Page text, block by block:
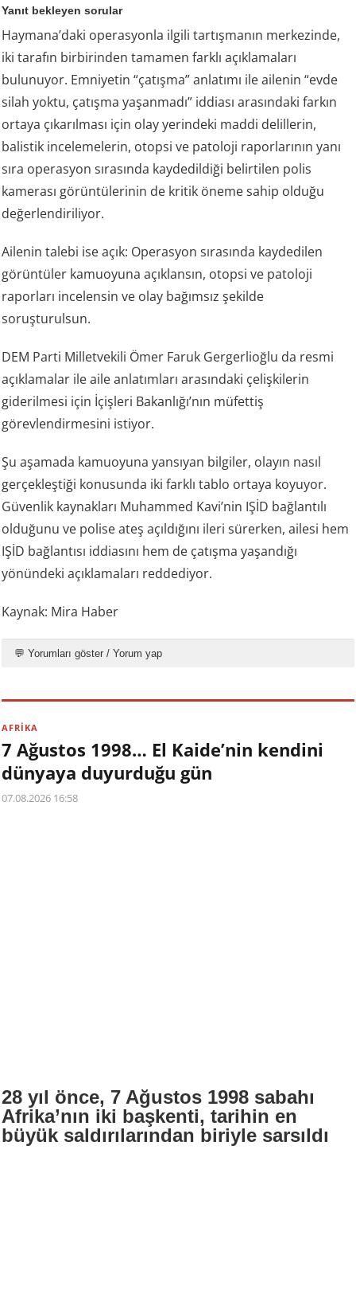
Yanıt bekleyen sorular
Haymana’daki operasyonla ilgili tartışmanın merkezinde,
iki tarafın birbirinden tamamen farklı açıklamaları
bulunuyor. Emniyetin “çatışma” anlatımı ile ailenin “evde
silah yoktu, çatışma yaşanmadı” iddiası arasındaki farkın
ortaya çıkarılması için olay yerindeki maddi delillerin,
balistik incelemelerin, otopsi ve patoloji raporlarının yanı
sıra operasyon sırasında kaydedildiği belirtilen polis
kamerası görüntülerinin de kritik öneme sahip olduğu
değerlendiriliyor.
Ailenin talebi ise açık: Operasyon sırasında kaydedilen
görüntüler kamuoyuna açıklansın, otopsi ve patoloji
raporları incelensin ve olay bağımsız şekilde
soruşturulsun.
DEM Parti Milletvekili Ömer Faruk Gergerlioğlu da resmi
açıklamalar ile aile anlatımları arasındaki çelişkilerin
giderilmesi için İçişleri Bakanlığı’nın müfettiş
görevlendirmesini istiyor.
Şu aşamada kamuoyuna yansıyan bilgiler, olayın nasıl
gerçekleştiği konusunda iki farklı tablo ortaya koyuyor.
Güvenlik kaynakları Muhammed Kavi’nin IŞİD bağlantılı
olduğunu ve polise ateş açıldığını ileri sürerken, ailesi hem
IŞİD bağlantısı iddiasını hem de çatışma yaşandığı
yönündeki açıklamaları reddediyor.
Kaynak: Mira Haber
💬 Yorumları göster / Yorum yap
AFRİKA
7 Ağustos 1998… El Kaide’nin kendini
dünyaya duyurduğu gün
07.08.2026 16:58
28 yıl önce, 7 Ağustos 1998 sabahı
Afrika’nın iki başkenti, tarihin en
büyük saldırılarından biriyle sarsıldı